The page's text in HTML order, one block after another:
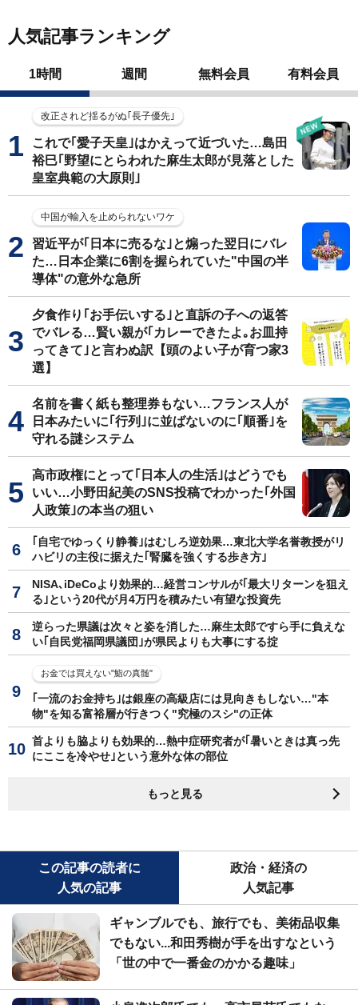
人気記事ランキング
1時間 週間 無料会員 有料会員
改正されど揺るがぬ｢長子優先｣
これで｢愛子天皇｣はかえって近づいた…島田
裕巳｢野望にとらわれた麻生太郎が見落とした
皇室典範の大原則｣
中国が輸入を止められないワケ
習近平が｢日本に売るな｣と煽った翌日にバレ
た…日本企業に6割を握られていた"中国の半
導体"の意外な急所
夕食作り｢お手伝いする｣と直訴の子への返答
でバレる…賢い親が｢カレーできたよ｡お皿持
ってきて｣と言わぬ訳【頭のよい子が育つ家3
選】
名前を書く紙も整理券もない…フランス人が
日本みたいに｢行列｣に並ばないのに｢順番｣を
守れる謎システム
高市政権にとって｢日本人の生活｣はどうでも
いい…小野田紀美のSNS投稿でわかった｢外国
人政策｣の本当の狙い
｢自宅でゆっくり静養｣はむしろ逆効果…東北大学名誉教授がリ
ハビリの主役に据えた｢腎臓を強くする歩き方｣
NISA､iDeCoより効果的…経営コンサルが｢最大リターンを狙え
る｣という20代が月4万円を積みたい有望な投資先
逆らった県議は次々と姿を消した…麻生太郎ですら手に負えな
い｢自民党福岡県議団｣が県民よりも大事にする掟
お金では買えない"鮨の真髄"
｢一流のお金持ち｣は銀座の高級店には見向きもしない…"本
物"を知る富裕層が行きつく"究極のスシ"の正体
首よりも脇よりも効果的…熱中症研究者が｢暑いときは真っ先
にここを冷やせ｣という意外な体の部位
もっと見る
この記事の読者に
人気の記事
政治・経済の
人気記事
ギャンブルでも、旅行でも、美術品収集
でもない...和田秀樹が手を出すなという
「世の中で一番金のかかる趣味」